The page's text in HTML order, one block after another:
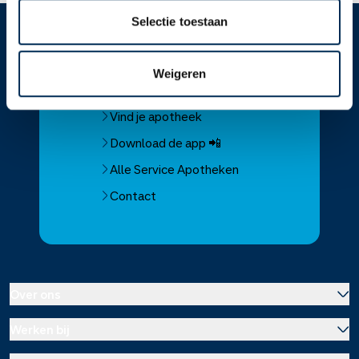
Selectie toestaan
Weigeren
ServiceApotheek
Vind je apotheek
Download de app 📲
Alle Service Apotheken
Contact